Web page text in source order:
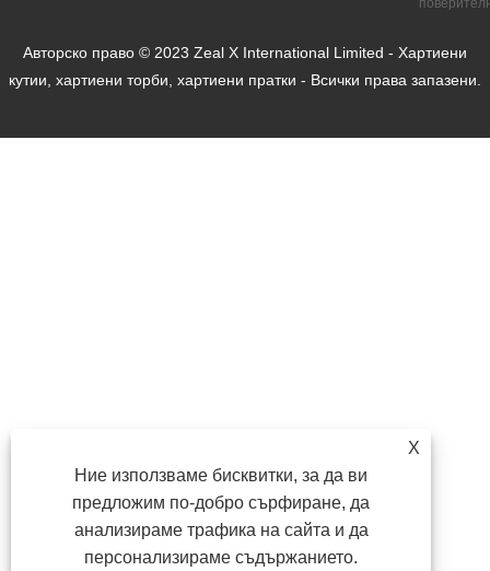
X
Ние използваме бисквитки, за да ви
предложим по-добро сърфиране, да
анализираме трафика на сайта и да
персонализираме съдържанието.
Авторско право © 2023 Zeal X International Limited - Хартиени
кутии, хартиени торби, хартиени пратки - Всички права запазени.